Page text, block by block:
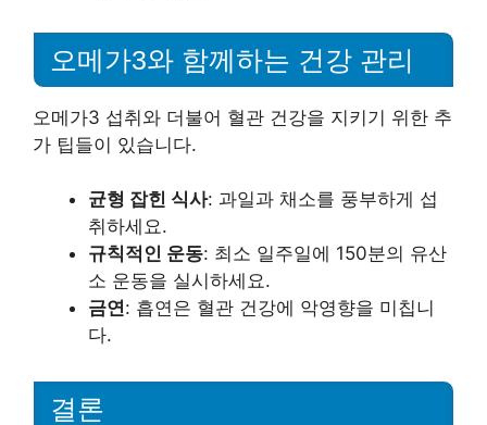
오메가3와 함께하는 건강 관리
오메가3 섭취와 더불어 혈관 건강을 지키기 위한 추
가 팁들이 있습니다.
균형 잡힌 식사: 과일과 채소를 풍부하게 섭
취하세요.
규칙적인 운동: 최소 일주일에 150분의 유산
소 운동을 실시하세요.
금연: 흡연은 혈관 건강에 악영향을 미칩니
다.
결론